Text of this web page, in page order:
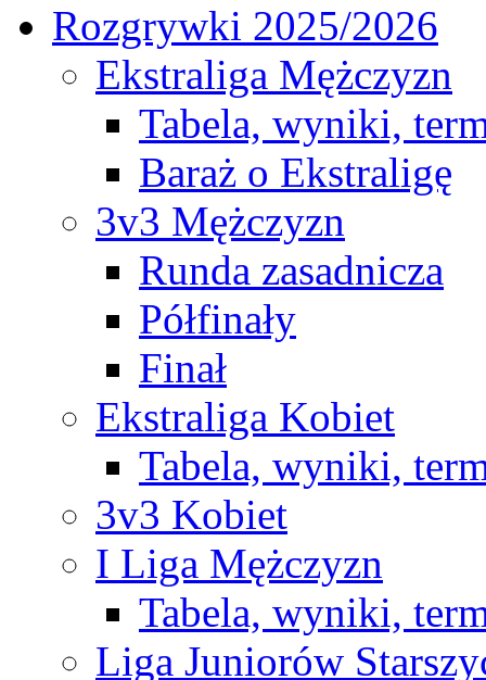
Rozgrywki 2025/2026
Ekstraliga Mężczyzn
Tabela, wyniki,
Baraż o Ekstraligę
3v3 Mężczyzn
Runda zasadnicza
Półfinały
Finał
Ekstraliga Kobiet
Tabela, wyniki,
3v3 Kobiet
I Liga Mężczyzn
Tabela, wyniki,
Liga Juniorów